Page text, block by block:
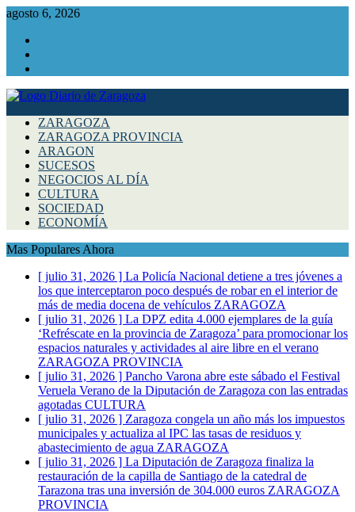
agosto 6, 2026
ZARAGOZA
ZARAGOZA PROVINCIA
ARAGON
SUCESOS
NEGOCIOS AL DÍA
CULTURA
SOCIEDAD
ECONOMÍA
Mas Populares Ahora
[ julio 31, 2026 ] La Policía Nacional detiene a tres jóvenes a
los que interceptaron poco después de robar en el interior de
más de media docena de vehículos ZARAGOZA
[ julio 31, 2026 ] La DPZ edita 4.000 ejemplares de la guía
‘Refréscate en la provincia de Zaragoza’ para promocionar los
espacios naturales y actividades al aire libre en el verano
ZARAGOZA PROVINCIA
[ julio 31, 2026 ] Pancho Varona abre este sábado el Festival
Veruela Verano de la Diputación de Zaragoza con las entradas
agotadas CULTURA
[ julio 31, 2026 ] Zaragoza congela un año más los impuestos
municipales y actualiza al IPC las tasas de residuos y
abastecimiento de agua ZARAGOZA
[ julio 31, 2026 ] La Diputación de Zaragoza finaliza la
restauración de la capilla de Santiago de la catedral de
Tarazona tras una inversión de 304.000 euros ZARAGOZA
PROVINCIA